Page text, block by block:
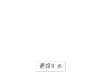
通報する